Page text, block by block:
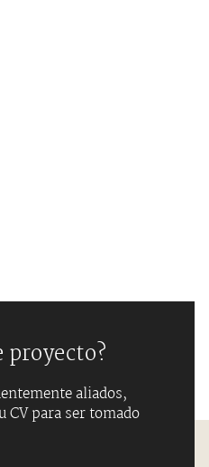
proyecto?
aliados,
CV para ser tomado